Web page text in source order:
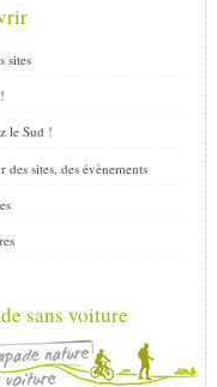
sites
le Sud !
des sites, des évènements
sans voiture